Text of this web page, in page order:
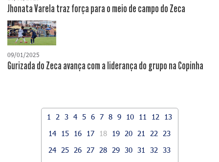
Jhonata Varela traz força para o meio de campo do Zeca
09/01/2025
Gurizada do Zeca avança com a liderança do grupo na Copinha
1 2 3 4 5 6 7 8 9 10 11 12
13
14
15 16 17 18 19 20 21 22
23
24
25 26 27 28 29 30 31 32
33